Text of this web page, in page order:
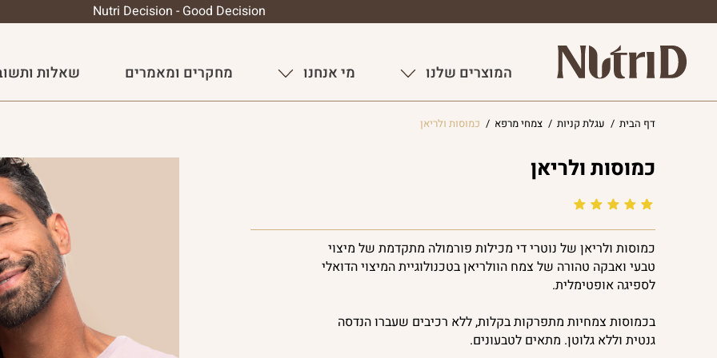
Nutri Decision - Good Decision
המוצרים שלנו מי אנחנו מחקרים ומאמרים שאלות
דף הבית / עגלת קניות / צמחי מרפא / כמוסות ולריאן
כמוסות ולריאן
כמוסות ולריאן של נוטרי די מכילות פורמולה מתקדמת של מיצוי
טבעי ואבקה טהורה של צמח הוולריאן בטכנולוגיית המיצוי הדואלי
לספיגה אופטימלית.
בכמוסות צמחיות מתפרקות בקלות, ללא רכיבים שעברו הנדסה
גנטית וללא גלוטן. מתאים לטבעונים.